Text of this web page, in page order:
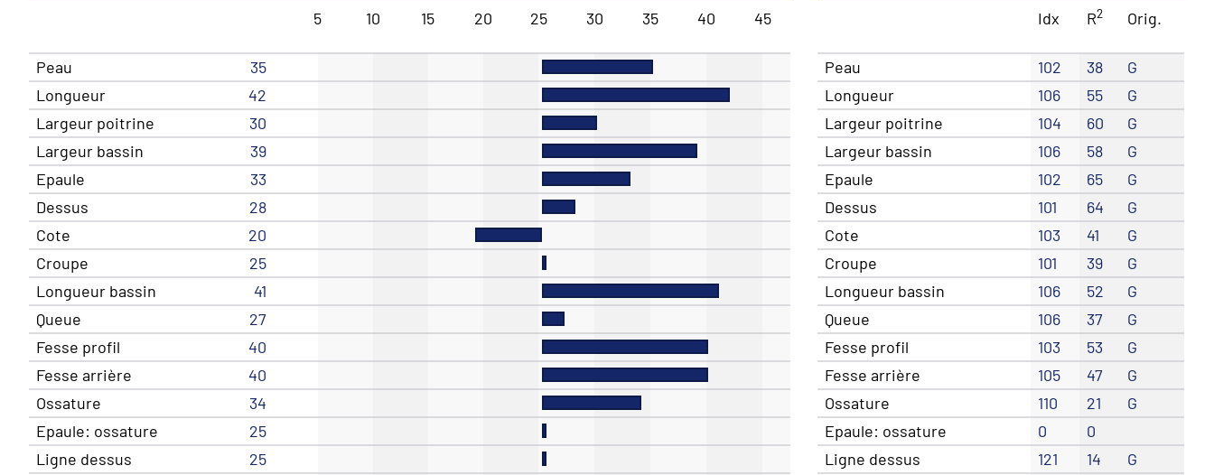
5 10 15 20 25 30 35 40 45
Peau
35
Longueur
42
Largeur poitrine
30
Largeur bassin
39
Epaule
33
Dessus
28
Cote
20
Croupe
25
Longueur bassin
41
Queue
27
Fesse profil
40
Fesse arrière
40
Ossature
34
Epaule: ossature
25
Ligne dessus
25
Idx
R2 Orig.
Peau 102 38
G
Longueur
106 55
G
Largeur poitrine
104 60
G
Largeur bassin
106 58
G
Epaule
102 65
G
Dessus
101 64
G
Cote
103 41
G
Croupe
101 39
G
Longueur bassin
106 52
G
Queue
106 37
G
Fesse profil
103 53
G
Fesse arrière
105 47
G
Ossature
110 21
G
Epaule: ossature
0
0
Ligne dessus
121 14
G